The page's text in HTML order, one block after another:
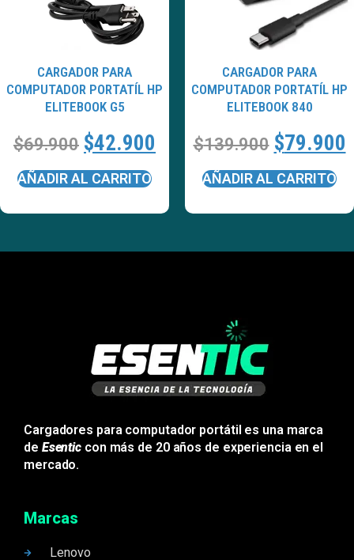
CARGADOR PARA
COMPUTADOR PORTATÍL HP
ELITEBOOK G5
$69.900 $42.900
AÑADIR AL CARRITO
CARGADOR PARA
COMPUTADOR PORTATÍL HP
ELITEBOOK 840
$139.900 $79.900
AÑADIR AL CARRITO
Cargadores para computador portátil es una marca
de Esentic con más de 20 años de experiencia en el
mercado.
Marcas
Lenovo